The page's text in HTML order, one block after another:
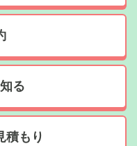
る
積もり